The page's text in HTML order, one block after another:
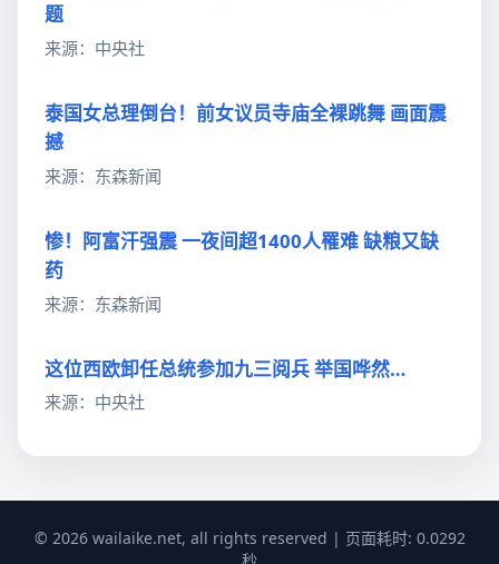
题
来源：中央社
泰国女总理倒台！前女议员寺庙全裸跳舞 画面震
撼
来源：东森新闻
惨！阿富汗强震 一夜间超1400人罹难 缺粮又缺
药
来源：东森新闻
这位西欧卸任总统参加九三阅兵 举国哗然…
来源：中央社
© 2026 wailaike.net, all rights reserved | 页面耗时: 0.0292